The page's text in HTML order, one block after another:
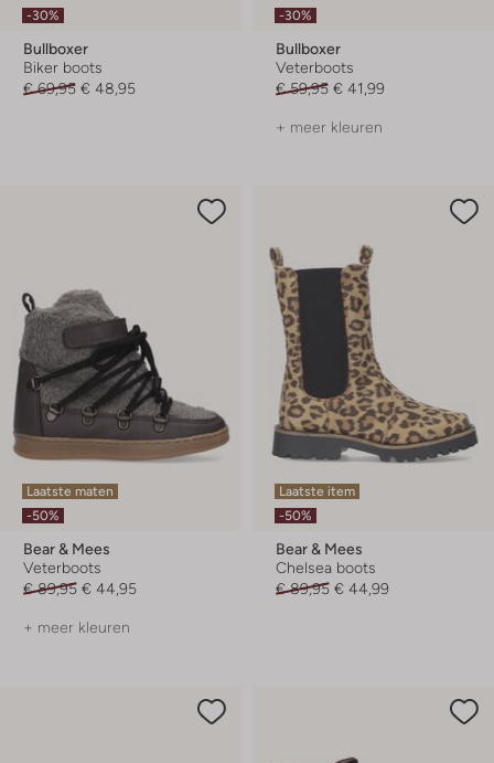
-30%
Bullboxer
Biker boots
€ 69,95 € 48,95
-30%
Bullboxer
Veterboots
€ 59,95 € 41,99
+ meer kleuren
Laatste maten
-50%
Bear & Mees
Veterboots
€ 89,95 € 44,95
+ meer kleuren
Laatste item
-50%
Bear & Mees
Chelsea boots
€ 89,95 € 44,99